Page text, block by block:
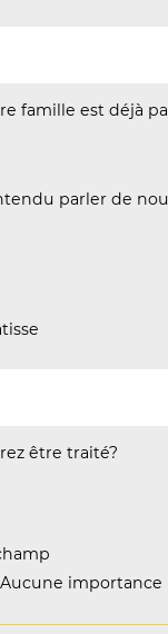
famille est déjà
parler de
être traité?
importance